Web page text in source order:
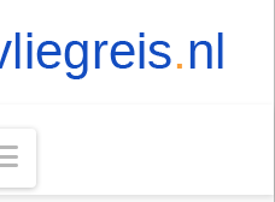
Navigation